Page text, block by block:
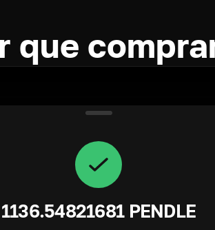
que
1136.54821681 PENDLE